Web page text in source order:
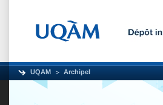
UQAM Archipel